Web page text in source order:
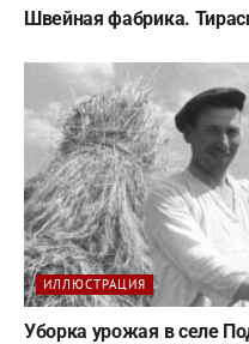
Швейная фабрика.
ИЛЛЮСТРАЦИЯ
Уборка урожая в селе